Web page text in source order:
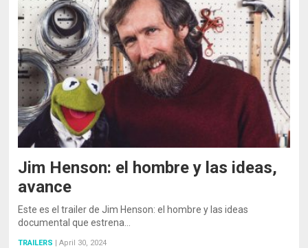
Jim Henson: el hombre y las ideas,
avance
Este es el trailer de Jim Henson: el hombre y las ideas
documental que estrena…
TRAILERS | April 30, 2024